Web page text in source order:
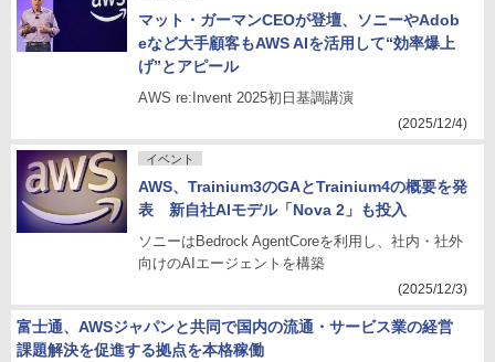
マット・ガーマンCEOが登壇、ソニーやAdob
eなど大手顧客もAWS AIを活用して“効率爆上
げ”とアピール
AWS re:Invent 2025初日基調講演
(2025/12/4)
イベント
AWS、Trainium3のGAとTrainium4の概要を発
表 新自社AIモデル「Nova 2」も投入
ソニーはBedrock AgentCoreを利用し、社内・社外
向けのAIエージェントを構築
(2025/12/3)
富士通、AWSジャパンと共同で国内の流通・サービス業の経営
課題解決を促進する拠点を本格稼働